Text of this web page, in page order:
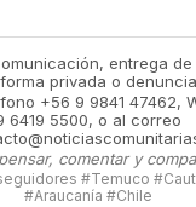
entrega
privada o
+56 9 9841 47462,
6419 5500, o al correo
comentar y
#Temuco
#Araucanía #Chile